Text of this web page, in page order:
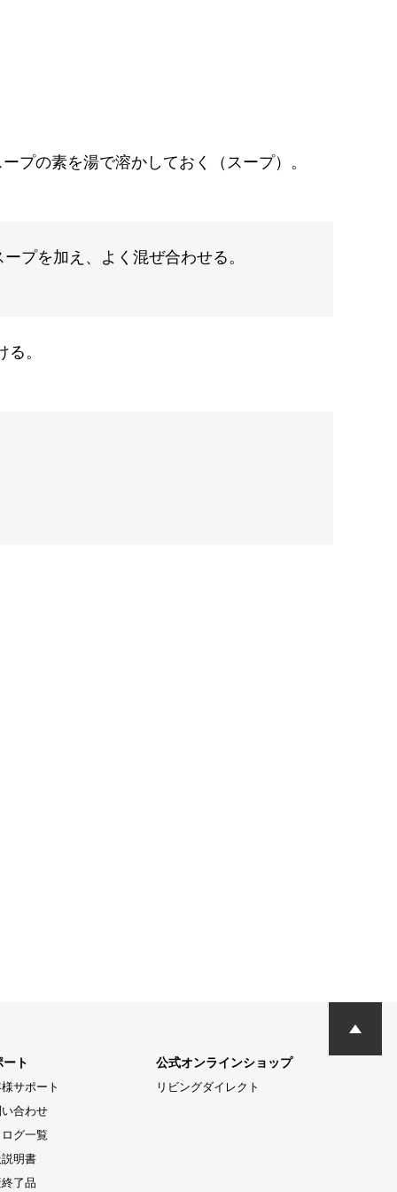
プの素を湯で溶かしておく（スープ）。
プを加え、よく混ぜ合わせる。
。
ート
サポート
合わせ
グ一覧
明書
了品
公式オンラインショップ
リビングダイレクト